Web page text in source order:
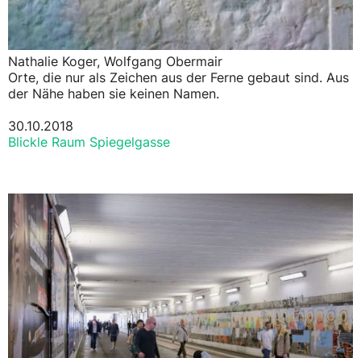
Nathalie Koger, Wolfgang Obermair
Orte, die nur als Zeichen aus der Ferne gebaut sind. Aus
der Nähe haben sie keinen Namen.
30.10.2018
Blickle Raum Spiegelgasse